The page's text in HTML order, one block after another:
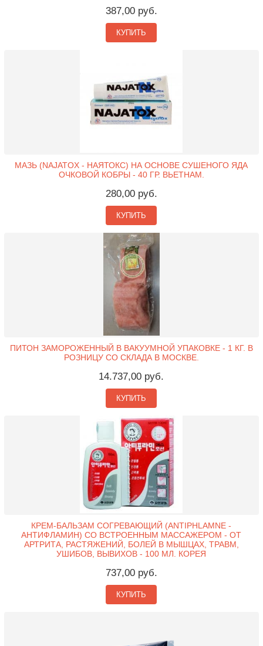
387,00 руб.
КУПИТЬ
МАЗЬ (NAJATOX - НАЯТОКС) НА ОСНОВЕ СУШЕНОГО ЯДА
ОЧКОВОЙ КОБРЫ - 40 ГР. ВЬЕТНАМ.
280,00 руб.
КУПИТЬ
ПИТОН ЗАМОРОЖЕННЫЙ В ВАКУУМНОЙ УПАКОВКЕ - 1 КГ. В
РОЗНИЦУ СО СКЛАДА В МОСКВЕ.
14.737,00 руб.
КУПИТЬ
КРЕМ-БАЛЬЗАМ СОГРЕВАЮЩИЙ (ANTIPHLAMNE -
АНТИФЛАМИН) СО ВСТРОЕННЫМ МАССАЖЕРОМ - ОТ
АРТРИТА, РАСТЯЖЕНИЙ, БОЛЕЙ В МЫШЦАХ, ТРАВМ,
УШИБОВ, ВЫВИХОВ - 100 МЛ. КОРЕЯ
737,00 руб.
КУПИТЬ